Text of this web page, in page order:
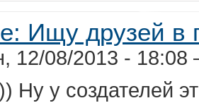
Ищу друзей в
12/08/2013 -
Ну у создателей